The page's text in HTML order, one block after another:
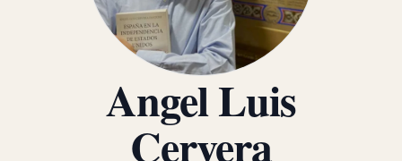
Angel Luis
Cervera